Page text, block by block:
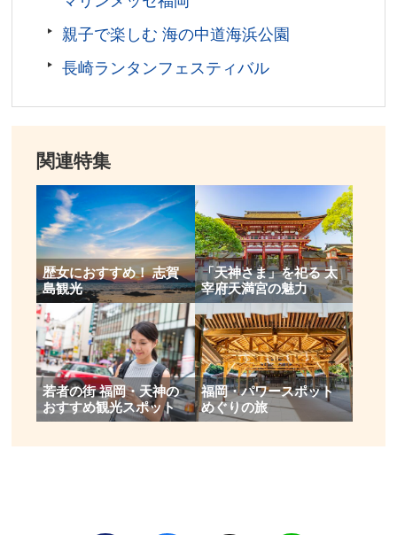
親子で楽しむ 海の中道海浜公園
長崎ランタンフェスティバル
関連特集
歴女におすすめ！ 志賀
島観光
「天神さま」を祀る 太
宰府天満宮の魅力
​若者の街 福岡・天神の
おすすめ観光スポット
福岡・パワースポット
めぐりの旅